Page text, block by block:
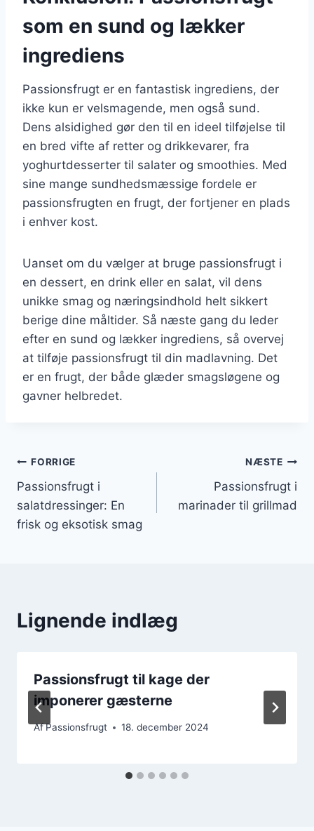
som en sund og lækker
ingrediens
Passionsfrugt er en fantastisk ingrediens, der
ikke kun er velsmagende, men også sund.
Dens alsidighed gør den til en ideel tilføjelse til
en bred vifte af retter og drikkevarer, fra
yoghurtdesserter til salater og smoothies. Med
sine mange sundhedsmæssige fordele er
passionsfrugten en frugt, der fortjener en plads
i enhver kost.
Uanset om du vælger at bruge passionsfrugt i
en dessert, en drink eller en salat, vil dens
unikke smag og næringsindhold helt sikkert
berige dine måltider. Så næste gang du leder
efter en sund og lækker ingrediens, så overvej
at tilføje passionsfrugt til din madlavning. Det
er en frugt, der både glæder smagsløgene og
gavner helbredet.
Indlægsnavigation
FORRIGE
Passionsfrugt i
salatdressinger: En
frisk og eksotisk smag
NÆSTE
Passionsfrugt i
marinader til grillmad
Lignende indlæg
Passionsfrugt til kage der
imponerer gæsterne
AfPassionsfrugt 18. december 2024